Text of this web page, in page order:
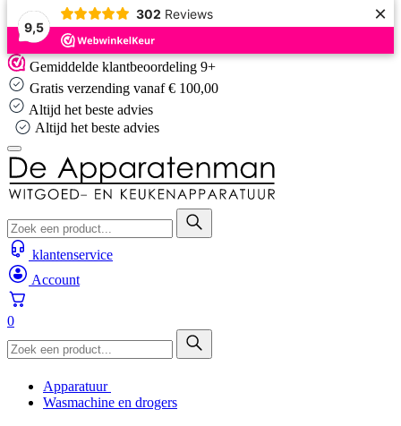
9,5
302 Reviews ×
Skip
to
content
Gemiddelde klantbeoordeling 9+
Gratis verzending vanaf € 100,00
Altijd het beste advies
Altijd het beste advies
klantenservice
Account
0
Apparatuur
Wasmachine en drogers